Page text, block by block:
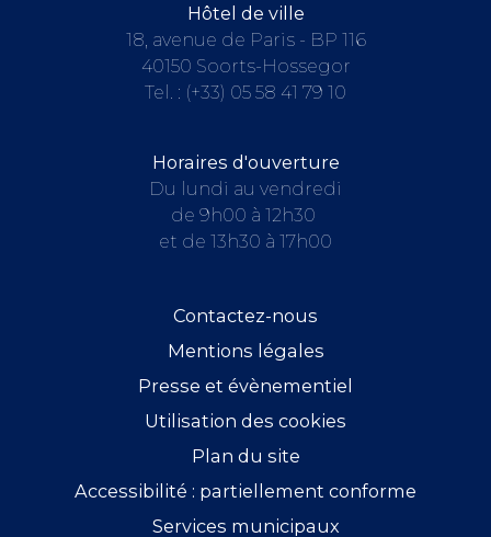
Hôtel de ville
18, avenue de Paris - BP 116
40150 Soorts-Hossegor
Tel. : (+33) 05 58 41 79 10
Horaires d'ouverture
Du lundi au vendredi
de 9h00 à 12h30
et de 13h30 à 17h00
Contactez-nous
Mentions légales
Presse et évènementiel
Utilisation des cookies
Plan du site
Accessibilité : partiellement conforme
Services municipaux